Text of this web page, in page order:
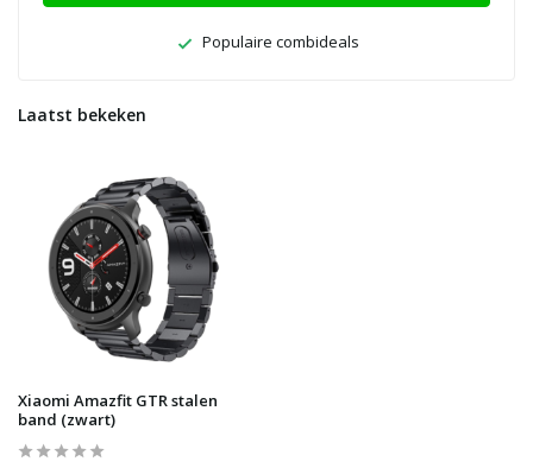
Populaire combideals
Laatst bekeken
Xiaomi Amazfit GTR stalen
band (zwart)